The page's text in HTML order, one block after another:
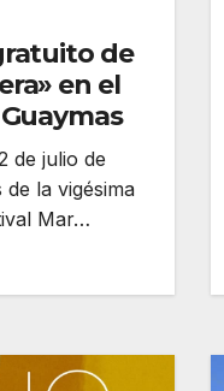
de
en el
de julio de
de la vigésima
Mar…